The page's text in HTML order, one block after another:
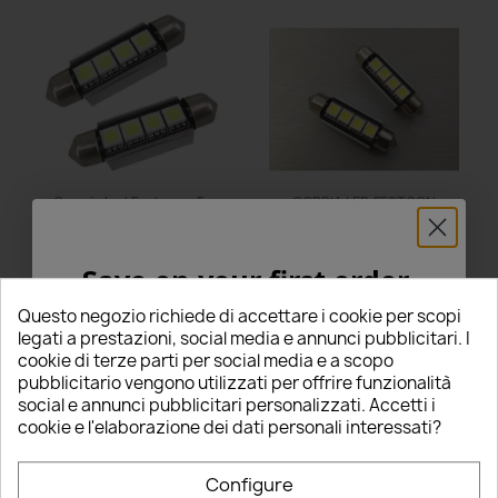
Coppia Led Festoon c5w
€2.00
star star star
6 Review(s)
Questo prodotto è stato
acquistato: 38 times
Add to Cart
COPPIA LED FESTOON
/SILURO 4 LED 41MM 5050
€4.00
star star
10 Review(s)
Questo prodotto è stato
acquistato: 29 times
Add to Cart
Questo negozio richiede di accettare i cookie per scopi
legati a prestazioni, social media e annunci pubblicitari. I
cookie di terze parti per social media e a scopo
pubblicitario vengono utilizzati per offrire funzionalità
social e annunci pubblicitari personalizzati. Accetti i
cookie e l'elaborazione dei dati personali interessati?
Configure
Save on your first order
5% FOR YOU!
Enter your email below to receive a5%
DISCOUNTon your first order!